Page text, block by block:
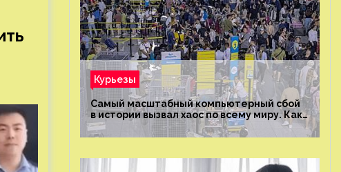
Курьезы
Самый масштабный компьютерный сбой
в истории вызвал хаос по всему миру. Как
это было?